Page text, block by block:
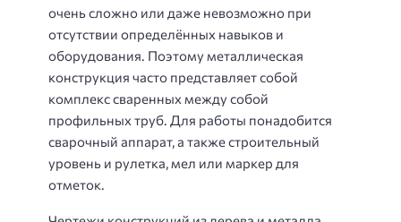
очень сложно или даже невозможно при
отсутствии определённых навыков и
оборудования. Поэтому металлическая
конструкция часто представляет собой
комплекс сваренных между собой
профильных труб. Для работы понадобится
сварочный аппарат, а также строительный
уровень и рулетка, мел или маркер для
отметок.